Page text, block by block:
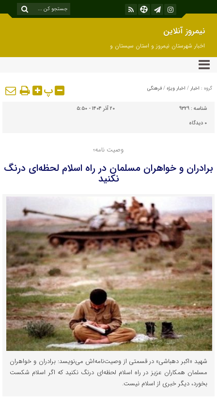
نیمروز آنلاین
اخبار شهرستان نیمروز و استان سیستان و
بلوچستان
گروه : اخبار / اخبار ویژه / فرهنگی پ
شناسه : 9329
۲۰ آذر ۱۴۰۴ - ۵:۵۰
۰ دیدگاه
وصیت نامه؛
برادران و خواهران مسلمان در راه اسلام لحظه‌ای درنگ
نکنید
شهید «اکبر دهباشی» در قسمتی از وصیت‌نامه‌اش می‌نویسد: برادران و خواهران
مسلمان همکاران عزیز در راه اسلام لحظه‌ای درنگ نکنید که اگر اسلام شکست
بخورد، دیگر خبری از اسلام نیست.